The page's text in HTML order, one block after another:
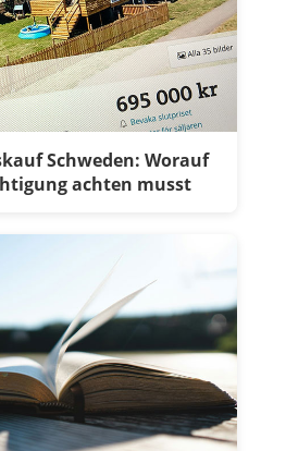
Schweden: Worauf
achten musst